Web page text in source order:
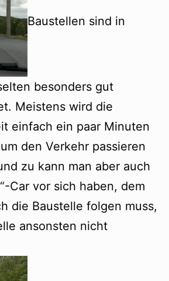
Baustellen sind in
besonders gut
Meistens wird die
einfach ein paar Minuten
den Verkehr passieren
zu kann man aber auch
Car vor sich haben, dem
die Baustelle folgen muss,
ansonsten nicht